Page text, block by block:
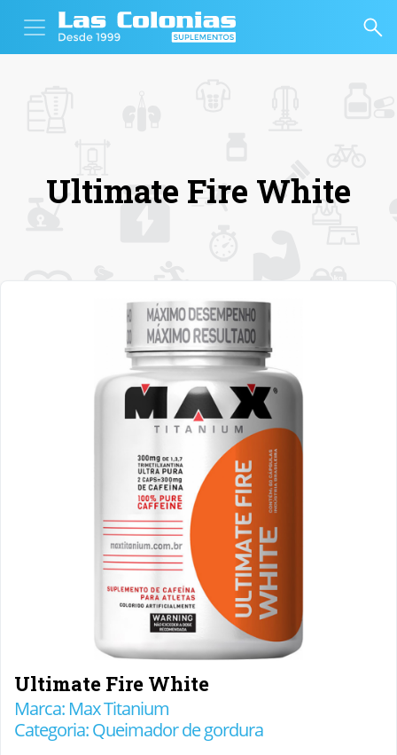
Ultimate Fire White
Ultimate Fire White
Marca: Max Titanium
Categoria: Queimador de gordura